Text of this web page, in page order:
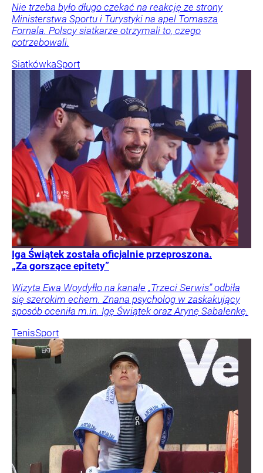
Nie trzeba było długo czekać na reakcję ze strony
Ministerstwa Sportu i Turystyki na apel Tomasza
Fornala. Polscy siatkarze otrzymali to, czego
potrzebowali.
SiatkówkaSport
Iga Świątek została oficjalnie przeproszona.
„Za gorszące epitety”
Wizyta Ewa Woydyłło na kanale „Trzeci Serwis” odbiła
się szerokim echem. Znana psycholog w zaskakujący
sposób oceniła m.in. Igę Świątek oraz Arynę Sabalenkę.
TenisSport